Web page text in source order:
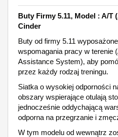
Buty Firmy 5.11, Model : A/T
Cinder
Buty od firmy 5.11
wspomagania pracy w terenie
Assistance System), aby
przez każdy rodzaj treningu.
Siatka o wysokiej odporności
obszary wspierające otulają
jednocześnie oddychającą
odporna na przegrzanie i
W tym modelu od wewnątrz